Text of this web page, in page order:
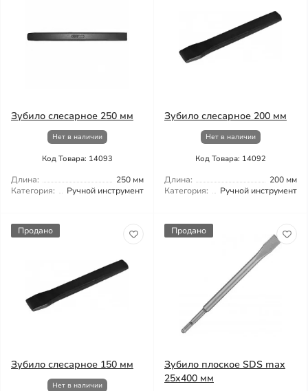
Зубило слесарное 250 мм
Нет в наличии
Код Товара: 14093
Длина:
250 мм
Категория:
Ручной инструмент
Зубило слесарное 200 мм
Нет в наличии
Код Товара: 14092
Длина:
200 мм
Категория:
Ручной инструмент
Продано
Зубило слесарное 150 мм
Нет в наличии
Продано
Зубило плоское SDS max
25x400 мм